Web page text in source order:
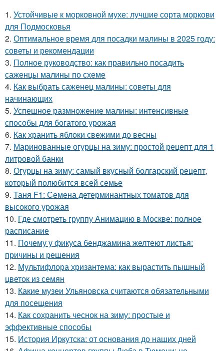
1. Устойчивые к морковной мухе: лучшие сорта моркови
для Подмосковья
2. Оптимальное время для посадки малины в 2025 году:
советы и рекомендации
3. Полное руководство: как правильно посадить
саженцы малины по схеме
4. Как выбрать саженец малины: советы для
начинающих
5. Успешное размножение малины: интенсивные
способы для богатого урожая
6. Как хранить яблоки свежими до весны
7. Маринованные огурцы на зиму: простой рецепт для 1
литровой банки
8. Огурцы на зиму: самый вкусный болгарский рецепт,
который полюбится всей семье
9. Таня F1: Семена детерминантных томатов для
высокого урожая
10. Где смотреть группу Анимацию в Москве: полное
расписание
11. Почему у фикуса бенджамина желтеют листья:
причины и решения
12. Мультифлора хризантема: как вырастить пышный
цветок из семян
13. Какие музеи Ульяновска считаются обязательными
для посещения
14. Как сохранить чеснок на зиму: простые и
эффективные способы
15. История Иркутска: от основания до наших дней